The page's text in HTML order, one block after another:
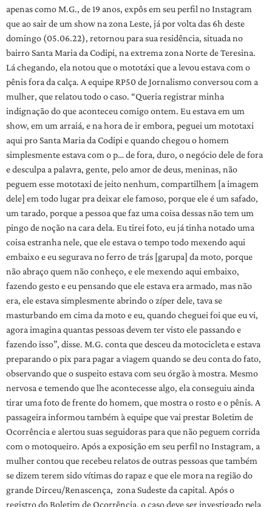
apenas como M.G., de 19 anos, expôs em seu perfil no Instagram
que ao sair de um show na zona Leste, já por volta das 6h deste
domingo (05.06.22), retornou para sua residência, situada no
bairro Santa Maria da Codipi, na extrema zona Norte de Teresina.
Lá chegando, ela notou que o mototáxi que a levou estava com o
pênis fora da calça. A equipe RP50 de Jornalismo conversou com a
mulher, que relatou todo o caso. “Queria registrar minha
indignação do que aconteceu comigo ontem. Eu estava em um
show, em um arraiá, e na hora de ir embora, peguei um mototaxi
aqui pro Santa Maria da Codipi e quando chegou o homem
simplesmente estava com o p… de fora, duro, o negócio dele de fora
e desculpa a palavra, gente, pelo amor de deus, meninas, não
peguem esse mototaxi de jeito nenhum, compartilhem [a imagem
dele] em todo lugar pra deixar ele famoso, porque ele é um safado,
um tarado, porque a pessoa que faz uma coisa dessas não tem um
pingo de noção na cara dela. Eu tirei foto, eu já tinha notado uma
coisa estranha nele, que ele estava o tempo todo mexendo aqui
embaixo e eu segurava no ferro de trás [garupa] da moto, porque
não abraço quem não conheço, e ele mexendo aqui embaixo,
fazendo gesto e eu pensando que ele estava era armado, mas não
era, ele estava simplesmente abrindo o zíper dele, tava se
masturbando em cima da moto e eu, quando cheguei foi que eu vi,
agora imagina quantas pessoas devem ter visto ele passando e
fazendo isso”, disse. M.G. conta que desceu da motocicleta e estava
preparando o pix para pagar a viagem quando se deu conta do fato,
observando que o suspeito estava com seu órgão à mostra. Mesmo
nervosa e temendo que lhe acontecesse algo, ela conseguiu ainda
tirar uma foto de frente do homem, que mostra o rosto e o pênis. A
passageira informou também à equipe que vai prestar Boletim de
Ocorrência e alertou suas seguidoras para que não peguem corrida
com o motoqueiro. Após a exposição em seu perfil no Instagram, a
mulher contou que recebeu relatos de outras pessoas que também
se dizem terem sido vítimas do rapaz e que ele mora na região do
grande Dirceu/Renascença, zona Sudeste da capital. Após o
registro do Boletim de Ocorrência, o caso deve ser investigado pela